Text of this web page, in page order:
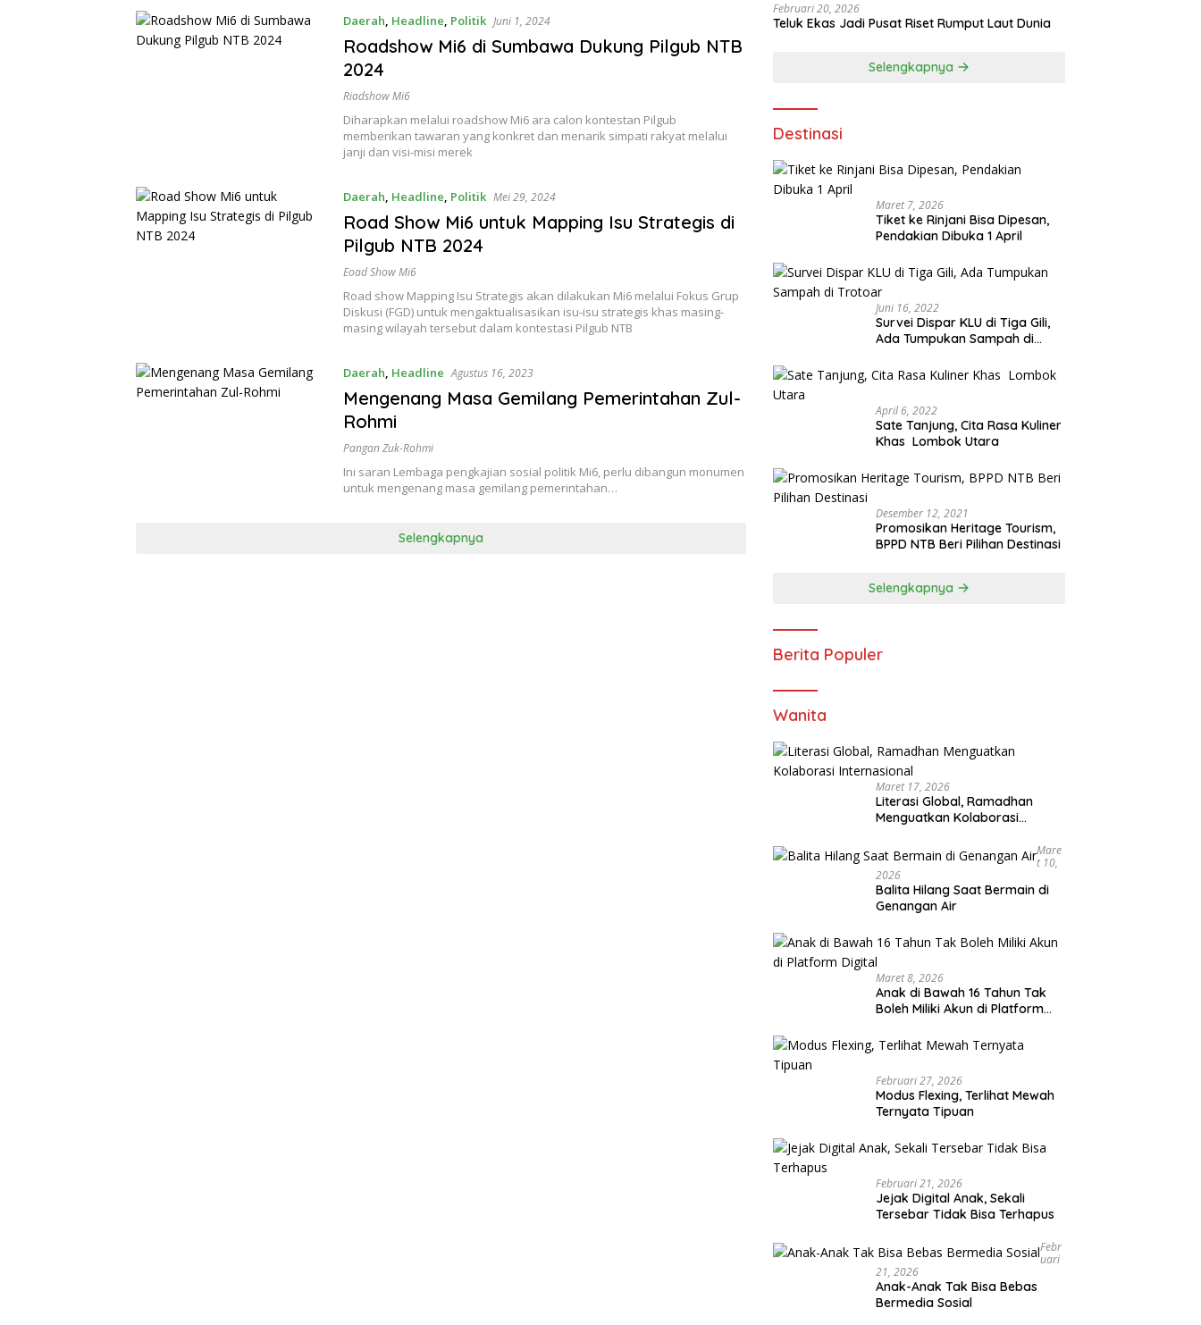
Daerah, Headline, Politik Juni 1, 2024
Roadshow Mi6 di Sumbawa Dukung Pilgub NTB
2024
Riadshow Mi6
Diharapkan melalui roadshow Mi6 ara calon kontestan Pilgub
memberikan tawaran yang konkret dan menarik simpati rakyat melalui
janji dan visi-misi merek
Daerah, Headline, Politik Mei 29, 2024
Road Show Mi6 untuk Mapping Isu Strategis di
Pilgub NTB 2024
Eoad Show Mi6
Road show Mapping Isu Strategis akan dilakukan Mi6 melalui Fokus Grup
Diskusi (FGD) untuk mengaktualisasikan isu-isu strategis khas masing-
masing wilayah tersebut dalam kontestasi Pilgub NTB
Daerah, Headline Agustus 16, 2023
Mengenang Masa Gemilang Pemerintahan Zul-
Rohmi
Pangan Zuk-Rohmi
Ini saran Lembaga pengkajian sosial politik Mi6, perlu dibangun monumen
untuk mengenang masa gemilang pemerintahan…
Selengkapnya
Februari 20, 2026
Teluk Ekas Jadi Pusat Riset Rumput Laut Dunia
Selengkapnya
Destinasi
Maret 7, 2026
Tiket ke Rinjani Bisa Dipesan,
Pendakian Dibuka 1 April
Juni 16, 2022
Survei Dispar KLU di Tiga Gili,
Ada Tumpukan Sampah di
April 6, 2022
Sate Tanjung, Cita Rasa Kuliner
Khas Lombok Utara
Desember 12, 2021
Promosikan Heritage Tourism,
BPPD NTB Beri Pilihan Destinasi
Selengkapnya
Berita Populer
Wanita
Maret 17, 2026
Literasi Global, Ramadhan
Menguatkan Kolaborasi
Mare
T 10,
2026
Balita Hilang Saat Bermain di
Genangan Air
Maret 8, 2026
Anak di Bawah 16 Tahun Tak
Boleh Miliki Akun di Platform
Februari 27, 2026
Modus Flexing, Terlihat Mewah
Ternyata Tipuan
Februari 21, 2026
Jejak Digital Anak, Sekali
Tersebar Tidak Bisa Terhapus
Febr
Uari
21, 2026
Anak-Anak Tak Bisa Bebas
Bermedia Sosial